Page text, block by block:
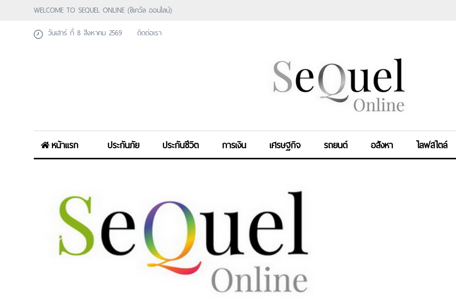
WELCOME TO SEQUEL ONLINE (ซีเคว้ล ออนไลน์)
วันเสาร์ ที่ 8 สิงหาคม 2569
ติดต่อเรา
หน้าแรก ประกันภัย ประกันชีวิต การเงิน เศรษฐกิจ รถยนต์ อสังหา ไลฟสไตล์